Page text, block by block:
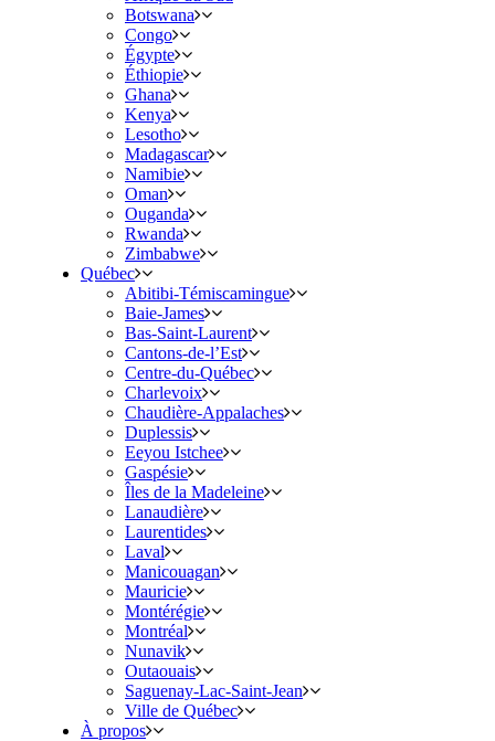
Botswana
Congo
Égypte
Éthiopie
Ghana
Kenya
Lesotho
Madagascar
Namibie
Oman
Ouganda
Rwanda
Zimbabwe
Québec
Abitibi-Témiscamingue
Baie-James
Bas-Saint-Laurent
Cantons-de-l’Est
Centre-du-Québec
Charlevoix
Chaudière-Appalaches
Duplessis
Eeyou Istchee
Gaspésie
Îles de la Madeleine
Lanaudière
Laurentides
Laval
Manicouagan
Mauricie
Montérégie
Montréal
Nunavik
Outaouais
Saguenay-Lac-Saint-Jean
Ville de Québec
À propos